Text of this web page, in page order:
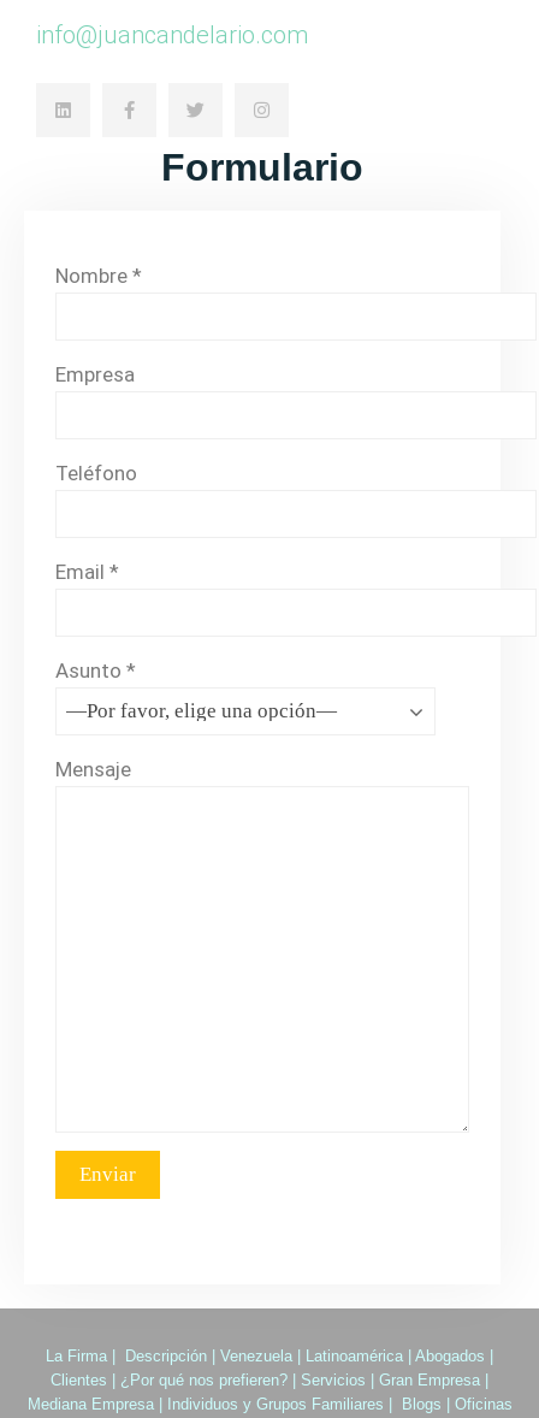
info@juancandelario.com
Formulario
Nombre *
Empresa
Teléfono
Email *
Asunto *
Mensaje
La Firma | Descripción | Venezuela | Latinoamérica | Abogados |
Clientes | ¿Por qué nos prefieren? | Servicios | Gran Empresa |
Mediana Empresa| Individuos y Grupos Familiares | Blogs | Oficinas